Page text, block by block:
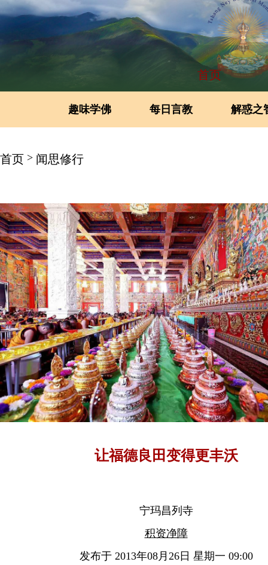
首页
趣味学佛 每日言教 解惑之
首页 > 闻思修行
让福德良田变得更丰沃
宁玛昌列寺
积资净障
发布于 2013年08月26日 星期一 09:00